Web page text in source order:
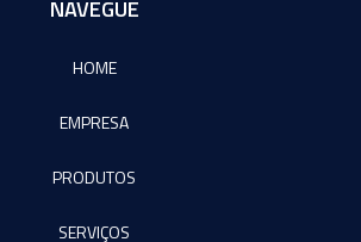
NAVEGUE
HOME
EMPRESA
PRODUTOS
SERVIÇOS